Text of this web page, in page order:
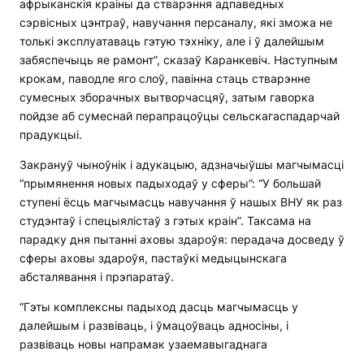
афрыканскія краіны да стварэння адпаведных
сэрвісных цэнтраў, навучання персаналу, які зможа не
толькі эксплуатаваць гэтую тэхніку, але і ў далейшым
забяспечыць яе рамонт”, сказаў Каранкевіч. Наступным
крокам, паводле яго слоў, павінна стаць стварэнне
сумесных зборачных вытворчасцяў, затым гаворка
пойдзе аб сумеснай перапрацоўцы сельскагаспадарчай
прадукцыі.
Закрануў чыноўнік і адукацыю, адзначыўшы магчымасці
“прымянення новых падыходаў у сферы”: “У большай
ступені ёсць магчымасць навучання ў нашых ВНУ як раз
студэнтаў і спецыялістаў з гэтых краін”. Таксама на
парадку дня пытанні аховы здароўя: перадача досведу ў
сферы аховы здароўя, пастаўкі медыцынскага
абсталявання і прэпаратаў.
“Гэты комплексны падыход дасць магчымасць у
далейшым і развіваць, і ўмацоўваць адносіны, і
развіваць новы напрамак узаемавыгаднага